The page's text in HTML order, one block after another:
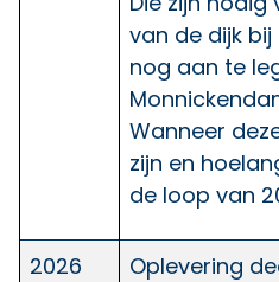
van de dijk
nog aan te
Wanneer
zijn en
de loop van
2026 Oplevering